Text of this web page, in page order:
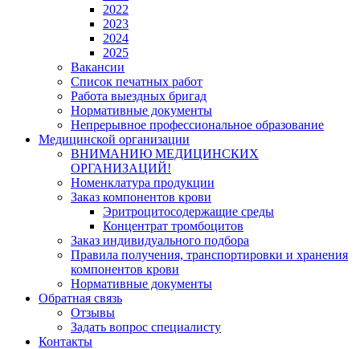
2022
2023
2024
2025
Вакансии
Список печатных работ
Работа выездных бригад
Нормативные документы
Непрерывное профессиональное образование
Медицинской организации
ВНИМАНИЮ МЕДИЦИНСКИХ
ОРГАНИЗАЦИЙ!
Номенклатура продукции
Заказ компонентов крови
Эритроцитосодержащие среды
Концентрат тромбоцитов
Заказ индивидуального подбора
Правила получения, транспортировки и хранения
компонентов крови
Нормативные документы
Обратная связь
Отзывы
Задать вопрос специалисту
Контакты